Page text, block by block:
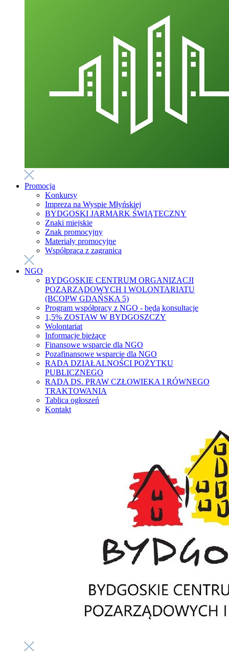
Promocja
Konkursy
Impreza na Wyspie Młyńskiej
BYDGOSKI JARMARK ŚWIĄTECZNY
Znaki miejskie
Znak promocyjny
Materiały promocyjne
Współpraca z zagranicą
NGO
BYDGOSKIE CENTRUM ORGANIZACJI
POZARZĄDOWYCH I WOLONTARIATU
(BCOPW GDAŃSKA 5)
Program współpracy z NGO - będą konsultacje
1,5% ZOSTAW W BYDGOSZCZY
Wolontariat
Informacje bieżące
Finansowe wsparcie dla NGO
Pozafinansowe wsparcie dla NGO
RADA DZIAŁALNOŚCI POŻYTKU
PUBLICZNEGO
RADA DS. PRAW CZŁOWIEKA I RÓWNEGO
TRAKTOWANIA
Tablica ogłoszeń
Kontakt